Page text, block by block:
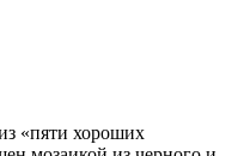
«пяти хороших